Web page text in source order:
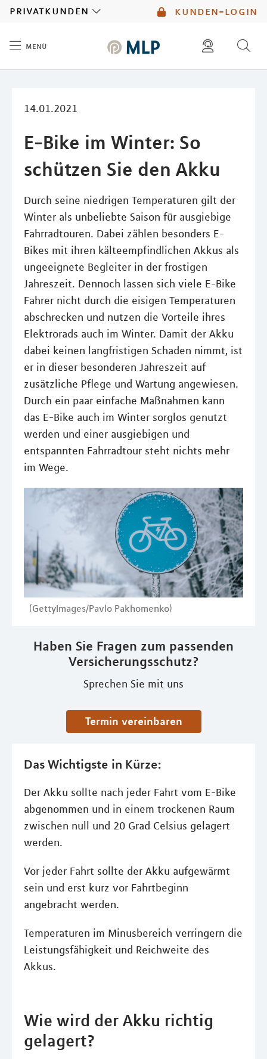
kunden-login
privatkunden
menü
14.01.2021
E-Bike im Winter: So
schützen Sie den Akku
Durch seine niedrigen Temperaturen gilt der
Winter als unbeliebte Saison für ausgiebige
Fahrradtouren. Dabei zählen besonders E-
Bikes mit ihren kälteempfindlichen Akkus als
ungeeignete Begleiter in der frostigen
Jahreszeit. Dennoch lassen sich viele E-Bike
Fahrer nicht durch die eisigen Temperaturen
abschrecken und nutzen die Vorteile ihres
Elektrorads auch im Winter. Damit der Akku
dabei keinen langfristigen Schaden nimmt, ist
er in dieser besonderen Jahreszeit auf
zusätzliche Pflege und Wartung angewiesen.
Durch ein paar einfache Maßnahmen kann
das E-Bike auch im Winter sorglos genutzt
werden und einer ausgiebigen und
entspannten Fahrradtour steht nichts mehr
im Wege.
(GettyImages/Pavlo Pakhomenko)
Haben Sie Fragen zum passenden
Versicherungsschutz?
Sprechen Sie mit uns
Termin vereinbaren
Das Wichtigste in Kürze:
Der Akku sollte nach jeder Fahrt vom E-Bike
abgenommen und in einem trockenen Raum
zwischen null und 20 Grad Celsius gelagert
werden.
Vor jeder Fahrt sollte der Akku aufgewärmt
sein und erst kurz vor Fahrtbeginn
angebracht werden.
Temperaturen im Minusbereich verringern die
Leistungsfähigkeit und Reichweite des
Akkus.
Wie wird der Akku richtig
gelagert?